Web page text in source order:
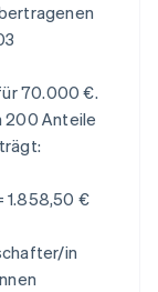
70.000 €.
200 Anteile
1.858,50 €
in